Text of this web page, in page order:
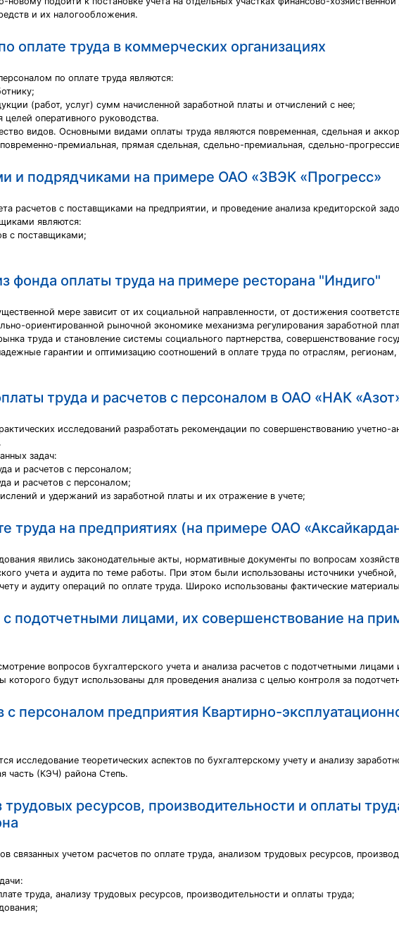
и их налогообложения.
оплате труда в коммерческих организациях
по оплате труда являются:
(работ, услуг) сумм начисленной заработной платы и отчислений с нее;
целей оперативного руководства.
видов. Основными видами оплаты труда являются повременная, сдельная и
премиальная, прямая сдельная, сдельно-премиальная, сдельно-
и подрядчиками на примере ОАО «ЗВЭК «Прогресс»
расчетов с поставщиками на предприятии, и проведение анализа кредиторской
являются:
с поставщиками;
фонда оплаты труда на примере ресторана "Индиго"
мере зависит от их социальной направленности, от достижения
ориентированной рыночной экономике механизма регулирования заработной
труда и становление системы социального партнерства, совершенствование
гарантии и оптимизацию соотношений в оплате труда по отраслям,
труда и расчетов с персоналом в ОАО «НАК
исследований разработать рекомендации по совершенствованию учетно-
задач:
и расчетов с персоналом;
и расчетов с персоналом;
и удержаний из заработной платы и их отражение в учете;
труда на предприятиях (на примере ОАО
явились законодательные акты, нормативные документы по вопросам
учета и аудита по теме работы. При этом были использованы источники
и аудиту операций по оплате труда. Широко использованы фактические
с подотчетными лицами, их совершенствование на
вопросов бухгалтерского учета и анализа расчетов с подотчетными лицами
которого будут использованы для проведения анализа с целью контроля за
с персоналом предприятия Квартирно-
исследование теоретических аспектов по бухгалтерскому учету и анализу
часть (КЭЧ) района Степь.
трудовых ресурсов, производительности и оплаты
связанных учетом расчетов по оплате труда, анализом трудовых ресурсов,
труда, анализу трудовых ресурсов, производительности и оплаты труда;